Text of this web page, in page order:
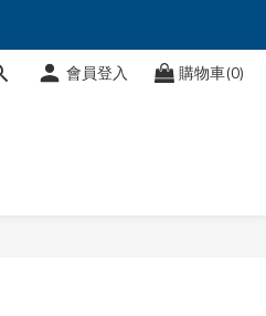
會員登入 購物車(0)